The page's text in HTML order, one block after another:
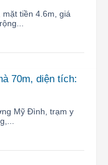
tiền 4.6m, giá
70m, diện tích:
Mỹ Đình, trạm y